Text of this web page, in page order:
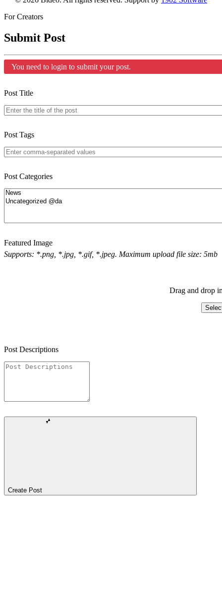
For Creators
Submit Post
You need to login to submit your post.
Post Title
Post Tags
Post Categories
Featured Image
Supports: *.png, *.jpg, *.gif, *.jpeg. Maximum upload file size: 5mb
Drag and drop
Post Descriptions
Create Post